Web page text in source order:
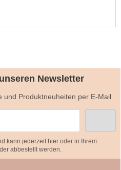
Newsletter
und Produktneuheiten per E-Mail
kann jederzeit hier oder in Ihrem
abbestellt werden.